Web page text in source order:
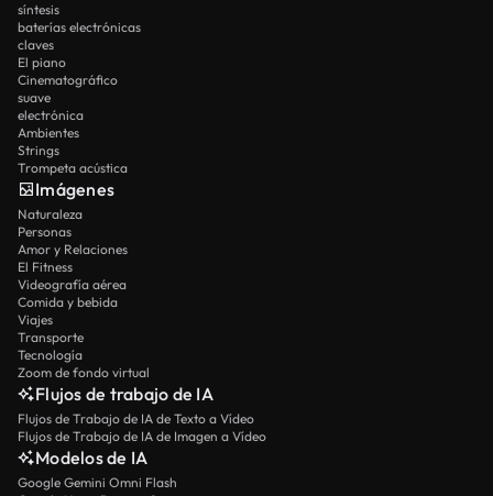
síntesis
baterías electrónicas
claves
El piano
Cinematográfico
suave
electrónica
Ambientes
Strings
Trompeta acústica
Imágenes
Naturaleza
Personas
Amor y Relaciones
El Fitness
Videografía aérea
Comida y bebida
Viajes
Transporte
Tecnología
Zoom de fondo virtual
Flujos de trabajo de IA
Flujos de Trabajo de IA de Texto a Vídeo
Flujos de Trabajo de IA de Imagen a Vídeo
Modelos de IA
Google Gemini Omni Flash